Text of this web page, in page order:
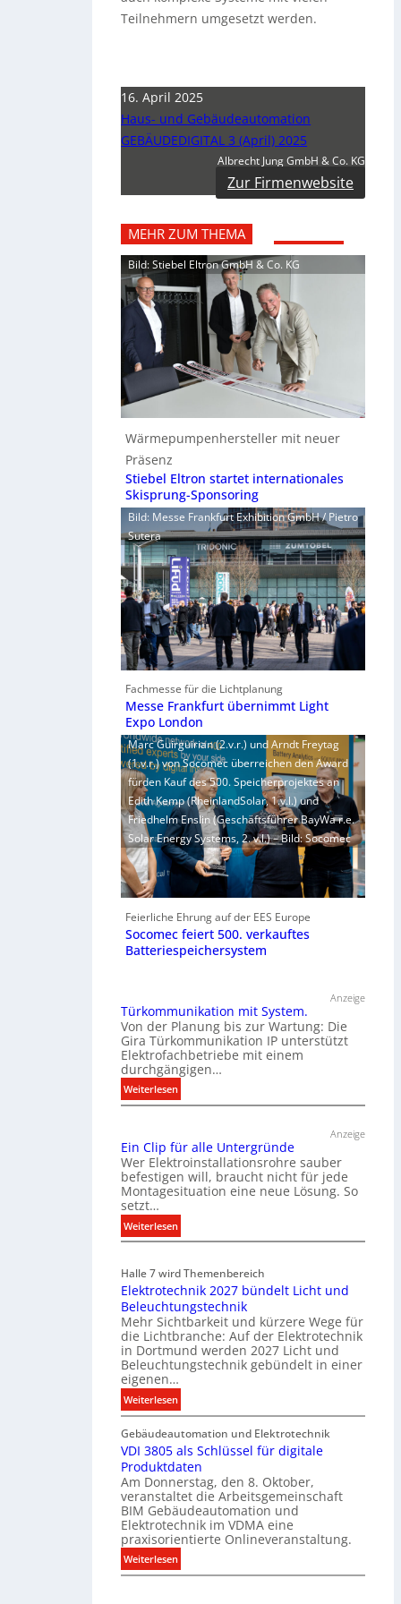
Teilnehmern umgesetzt werden.
16. April 2025
Haus- und Gebäudeautomation
GEBÄUDEDIGITAL 3 (April) 2025
Albrecht Jung GmbH & Co. KG
Zur Firmenwebsite
MEHR ZUM THEMA
Bild: Stiebel Eltron GmbH & Co. KG
Wärmepumpenhersteller mit neuer
Präsenz
Stiebel Eltron startet internationales
Skisprung-Sponsoring
Bild: Messe Frankfurt Exhibition GmbH / Pietro
Sutera
Fachmesse für die Lichtplanung
Messe Frankfurt übernimmt Light
Expo London
Marc Guirguirian (2.v.r.) und Arndt Freytag
(1.v.r.) von Socomec überreichen den Award
fürden Kauf des 500. Speicherprojektes an
Edith Kemp (RheinlandSolar, 1.v.l.) und
Friedhelm Enslin (Geschäftsführer BayWa r.e.
Solar Energy Systems, 2. v.l.) – Bild: Socomec
Feierliche Ehrung auf der EES Europe
Socomec feiert 500. verkauftes
Batteriespeichersystem
Anzeige
Türkommunikation mit System.
Von der Planung bis zur Wartung: Die
Gira Türkommunikation IP unterstützt
Elektrofachbetriebe mit einem
durchgängigen…
Weiterlesen:
T
r
k
o
m
u
n
k
a
t
i
o
n
t
S
y
s
t
e
m
.
Anzeige
Ein Clip für alle Untergründe
Wer Elektroinstallationsrohre sauber
befestigen will, braucht nicht für jede
Montagesituation eine neue Lösung. So
setzt…
Weiterlesen:
E
n
C
l
i
p
f
a
l
e
U
n
t
e
r
g
Halle 7 wird Themenbereich
Elektrotechnik 2027 bündelt Licht und
Beleuchtungstechnik
Mehr Sichtbarkeit und kürzere Wege für
die Lichtbranche: Auf der Elektrotechnik
in Dortmund werden 2027 Licht und
Beleuchtungstechnik gebündelt in einer
eigenen…
Weiterlesen:
E
l
e
k
t
r
o
t
e
c
Gebäudeautomation und Elektrotechnik
VDI 3805 als Schlüssel für digitale
Produktdaten
Am Donnerstag, den 8. Oktober,
veranstaltet die Arbeitsgemeinschaft
BIM Gebäudeautomation und
Elektrotechnik im VDMA eine
praxisorientierte Onlineveranstaltung.
Weiterlesen:
V